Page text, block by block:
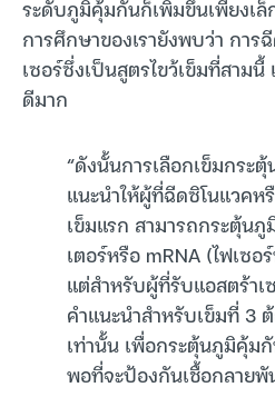
ระดับภูมิคุ้มกันก็เพิ่มขึ้นเพียงเ
การศึกษาของเรายังพบว่า กา
เซอร์ซึ่งเป็นสูตรไขว้เข็มที่สาม
ดีมาก
“ดังนั้นการเลือกเข็มกระ
แนะนำให้ผู้ที่ฉีดซิโนแวคห
เข็มแรก สามารถกระตุ้น
เตอร์หรือ mRNA (ไฟเซอ
แต่สำหรับผู้ที่รับแอสตร้าเ
คำแนะนำสำหรับเข็มที่ 3
เท่านั้น เพื่อกระตุ้นภูมิคุ้ม
พอที่จะป้องกันเชื้อกลายพั